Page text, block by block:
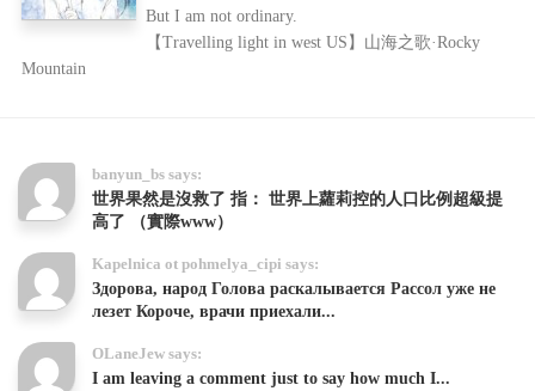
But I am not ordinary.
【Travelling light in west US】山海之歌·Rocky
Mountain
banyun_bs says:
世界果然是沒救了 指： 世界上蘿莉控的人口比例超級提
高了 （實際www）
Kapelnica ot pohmelya_cipi says:
Здорова, народ Голова раскалывается Рассол уже не
лезет Короче, врачи приехали...
OLaneJew says:
I am leaving a comment just to say how much I...